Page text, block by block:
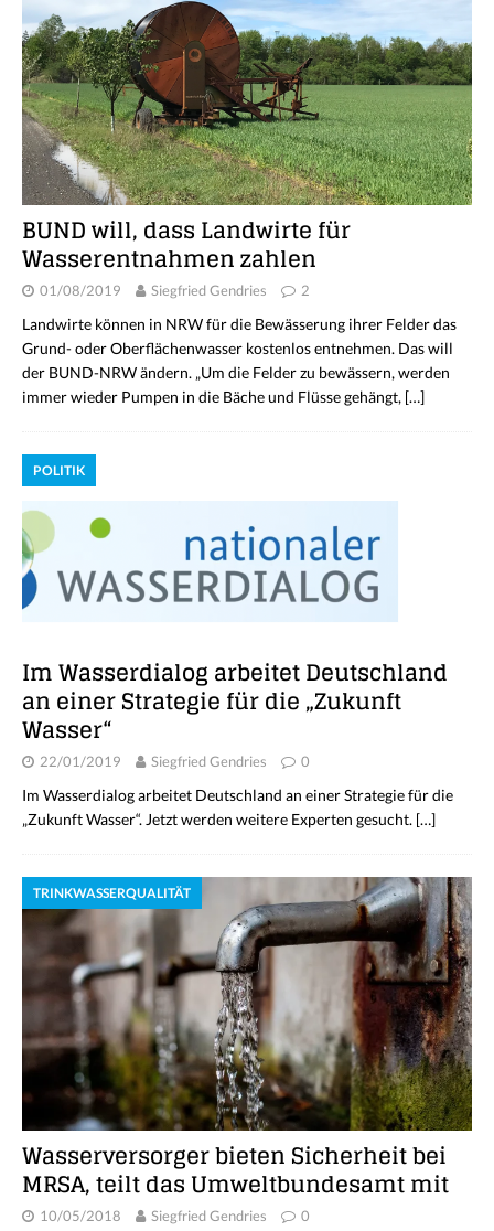
BUND will, dass Landwirte für
Wasserentnahmen zahlen
01/08/2019 Siegfried Gendries 2
Landwirte können in NRW für die Bewässerung ihrer Felder das
Grund- oder Oberflächenwasser kostenlos entnehmen. Das will
der BUND-NRW ändern. „Um die Felder zu bewässern, werden
immer wieder Pumpen in die Bäche und Flüsse gehängt, […]
POLITIK
Im Wasserdialog arbeitet Deutschland
an einer Strategie für die „Zukunft
Wasser“
22/01/2019 Siegfried Gendries 0
Im Wasserdialog arbeitet Deutschland an einer Strategie für die
„Zukunft Wasser“. Jetzt werden weitere Experten gesucht. […]
TRINKWASSERQUALITÄT
Wasserversorger bieten Sicherheit bei
MRSA, teilt das Umweltbundesamt mit
10/05/2018 Siegfried Gendries 0